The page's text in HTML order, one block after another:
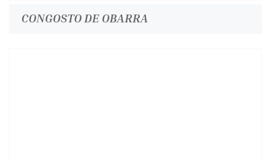
CONGOSTO DE OBARRA